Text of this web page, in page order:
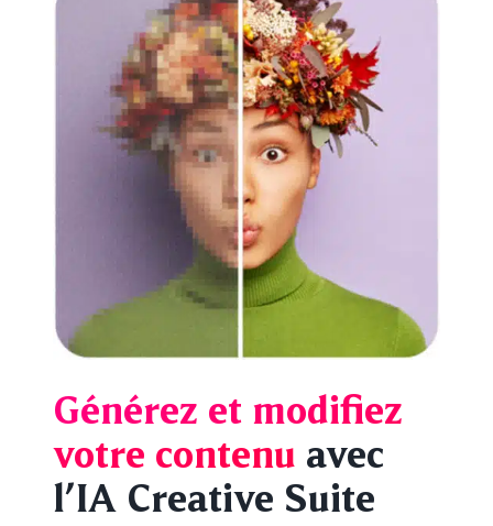
Générez et modifiez
votre contenu avec
l’IA Creative Suite